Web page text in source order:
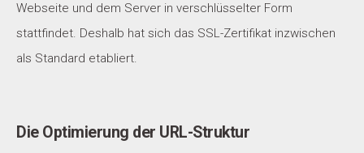
Webseite und dem Server in verschlüsselter Form
stattfindet. Deshalb hat sich das SSL-Zertifikat inzwischen
als Standard etabliert.
Die Optimierung der URL-Struktur